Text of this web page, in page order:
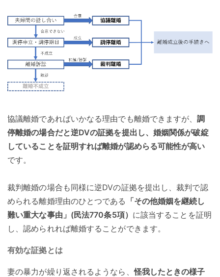
協議離婚であればいかなる理由でも離婚できますが、調
停離婚の場合だと逆DVの証拠を提出し、婚姻関係が破綻
していることを証明すれば離婚が認めらる可能性が高い
です。
裁判離婚の場合も同様に逆DVの証拠を提出し、裁判で認
められる離婚理由のひとつである 「その他婚姻を継続し
難い重大な事由」(民法770条5項） に該当することを証明
し、認められれば離婚することができます。
有効な証拠とは
妻の暴力が繰り返されるようなら、怪我したときの様子